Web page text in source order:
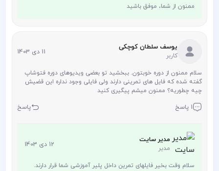
ممنون از شما، موفق باشید
یوسف سلطان کوچکی
کاربر 11 دی 1403
سلام ممنون از دوره خوبتون. ببخشید تو بعضی ویدیوهای دوره فتوشاپ
گفته شده که فایل های تمرینی دارند ولی فایلی وجود نداره این قضیش
چیه چطوریه؟ ممنون میشم پیگیری کنید
1 پاسخ پاسخ
مدیر سایت
مدیر 12 دی 1403
سلام وقت بخیر فایلهای تمرین داخل پلیر آموزشی شما قرار دارند.